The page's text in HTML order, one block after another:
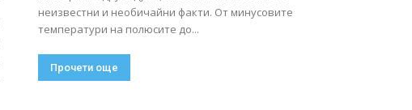
неизвестни и необичайни факти. От минусовите
температури на полюсите до...
Прочети още